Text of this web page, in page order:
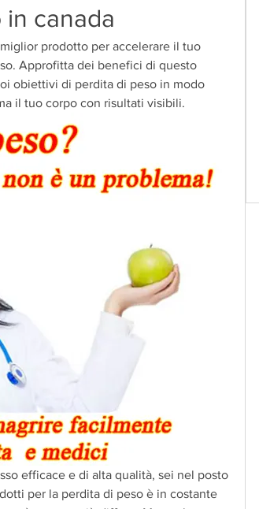
canada
prodotto per accelerare il tuo
Approfitta dei benefici di questo
obiettivi di perdita di peso in modo
il tuo corpo con risultati visibili.
efficace e di alta qualità, sei nel posto
per la perdita di peso è in costante